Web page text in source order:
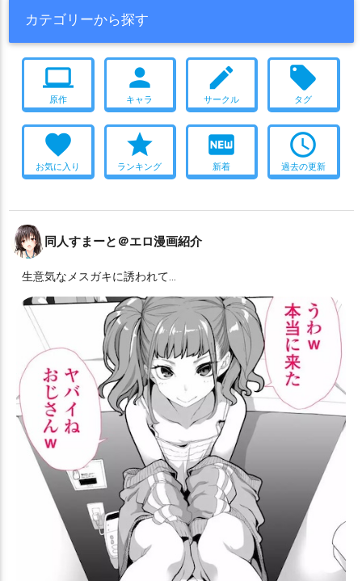
春日ツバキ
月雪ミヤコ
朝顔ハナエ
朱城ルミ 杏山カズサ 板垣カノエ
柚鳥ナツ
栗村アイリ
栗浜アケミ 桐生キキョウ
桐藤ナギサ
桑上カホ
梔子ユメ 梯スバル
椎名ツムギ
槌永ヒヨリ 橘ノゾミ 橘ヒカリ
歌住サクラコ
正義実現委員会のモブ
水羽ミモリ 氷室セナ
池倉マリナ
河和シズコ
河駒風ラブ 浅黄ムツキ 浦和ハナコ
海警
牛牧ジュリ
玄龍門のモブ
生塩ノア 由良木モモカ
白洲アズサ
白石ウタハ
百合園セイア
百鬼夜行連合学院のモブ
監原ミスズ
砂狼シロコ
秋泉モミジ
秤アツコ 空井サキ 空崎ヒナ
立木マイア
箭吹シュロ
美甘ネル 羽川ハスミ 羽沼マコト
聖園ミカ
花岡ユズ
若狭フユ 若葉ヒナタ 荒槇ヤクモ
蒼森ミネ
薄葉リツ
薬子サヤ 衣斐レナ 角楯カリン
調月リオ
豊見コトリ
赤司ジュンコ 近衛ミナ
連河チェリノ
連邦生徒会長
里浜ウミカ 野正レイ
銀鏡イオリ
錠前サオリ
間宵シグレ 阿慈谷ヒフミ
陸八魔アル
霞沢ミユ
静山マシロ 音瀬コタマ
風倉モエ
風紀委員会のモブ
飛鳥馬トキ 鬼怒川カスミ
鬼方カヨコ
鰐渕アカリ 鷲見セリナ
鹿山レイジョ
黒舘ハルナ 黒見セリカ
ハーレム ダブルフェラ
2023年冬コミ(C103)
2024年夏コミ(C104) 水着
オホ声
ごっくん
媚薬・催眠 開発 目隠し
ふたなり
レズ
連続 合同作 制服 獣耳 タイツ ブルマ
つるぺた
褐色肌
足コキ これはエロい
2024年冬コミ(C105)
ボールギャグ
男受け お風呂 ボテ腹
羞恥
2025年夏コミ(C106)
ぬるぬる チャイナドレス
寝取られ
リョナ
寝顔 睡姦 猫耳 ツインテール
メスガキ
メイド
妊娠 スク水 ダブルピース
ぷに巨乳
わからせ 凌辱 獣姦 妄想
好みが分かれる
おねショタ
2025年冬コミ(C107) 乱交
おまけ付き
言葉責め
布コキ 犬耳
カテゴリーから探す
computer
原作
person
キャラ
create
サークル
local_offer
タグ
favorite
お気に入り
star
ランキング
fiber_new
新着
access_time
過去の更新
同人すまーと＠エロ漫画紹介
生意気なメスガキに誘われて…